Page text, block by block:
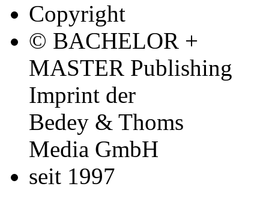
Copyright
© BACHELOR +
MASTER Publishing
Imprint der
Bedey & Thoms
Media GmbH
seit 1997